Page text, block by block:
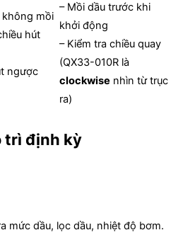
không mồi
hút
ngược
– Mồi dầu trước khi
khởi động
– Kiểm tra chiều quay
(QX33-010R là
clockwise nhìn từ trục
ra)
trì định kỳ
mức dầu, lọc dầu, nhiệt độ bơm.